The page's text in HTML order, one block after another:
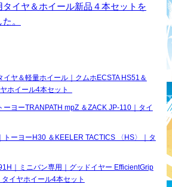
イヤ＆ホイール新品４本セットを
。
イヤ＆軽量ホイール｜クムホECSTA HS51＆
ホイール4本セット
ーヨーTRANPATH mpZ ＆ZACK JP-110｜タイ
トーヨーH30 ＆KEELER TACTICS 〈HS〉｜タ
｜ミニバン専用｜グッドイヤー EfficientGrip
イヤホイール4本セット